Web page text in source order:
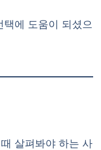
택에 도움이 되셨으
살펴봐야 하는 사